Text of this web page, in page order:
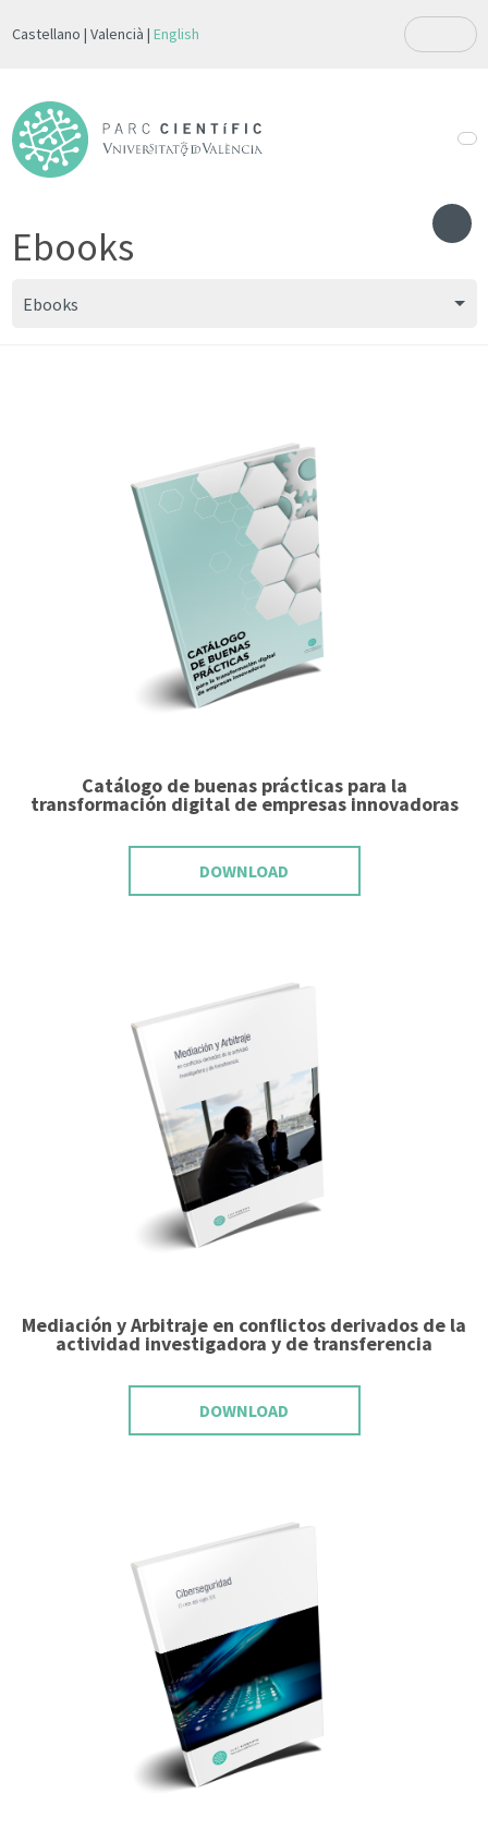
Castellano Valencià English
Ebooks
Ebooks
Catálogo de buenas prácticas para la
transformación digital de empresas innovadoras
DOWNLOAD
Mediación y Arbitraje en conflictos derivados de la
actividad investigadora y de transferencia
DOWNLOAD